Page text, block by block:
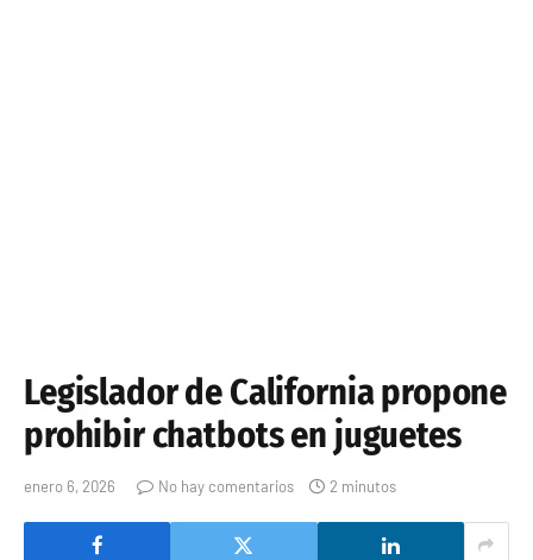
Legislador de California propone
prohibir chatbots en juguetes
enero 6, 2026 No hay comentarios 2 minutos